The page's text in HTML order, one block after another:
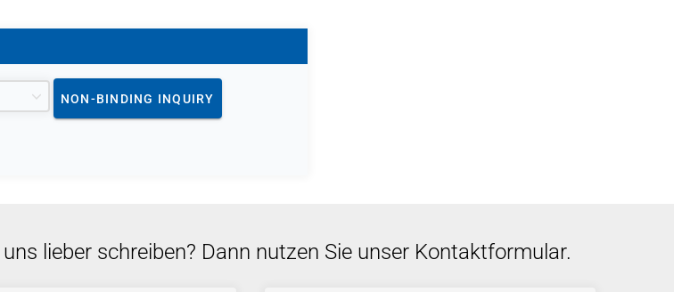
NON-BINDING INQUIRY
lieber schreiben? Dann nutzen Sie unser Kontaktformular.